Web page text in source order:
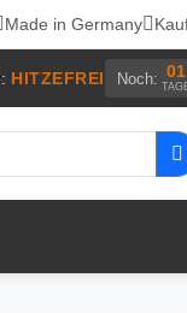
Made in Germany
HITZEFREI Noch: 01